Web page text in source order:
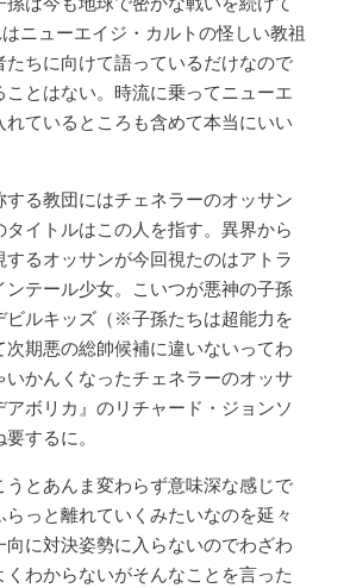
ニューエイジ・カルトの怪しい教祖
たちに向けて語っているだけなので
とはない。時流に乗ってニューエ
ているところも含めて本当にいい
る教団にはチェネラーのオッサン
イトルはこの人を指す。異界から
るオッサンが今回視たのはアトラ
ンテール少女。こいつが悪神の子孫
ビルキッズ（※子孫たちは超能力を
期悪の総帥候補に違いないってわ
かんくなったチェネラーのオッサ
アボリカ』のリチャード・ジョンソ
するに。
とあんま変わらず意味深な感じで
っと離れていくみたいなのを延々
に対決姿勢に入らないのでわざわ
くわからないがそんなことを言った